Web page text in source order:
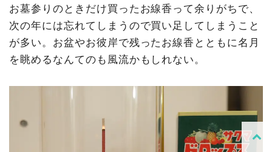
お墓参りのときだけ買ったお線香って余りがちで、
次の年には忘れてしまうので買い足してしまうこと
が多い。お盆やお彼岸で残ったお線香とともに名月
を眺めるなんてのも風流かもしれない。